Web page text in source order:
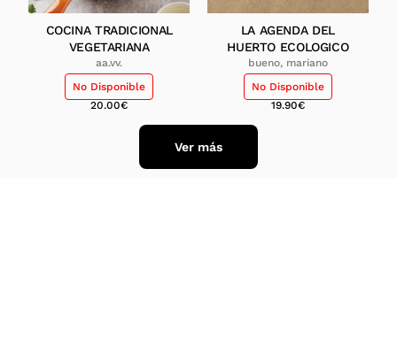
COCINA TRADICIONAL
VEGETARIANA
aa.vv.
No Disponible
20.00€
LA AGENDA DEL
HUERTO ECOLOGICO
bueno, mariano
No Disponible
19.90€
Ver más